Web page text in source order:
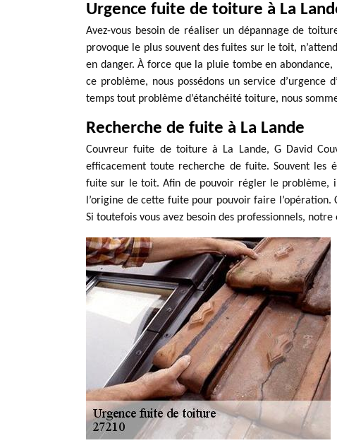
Urgence fuite de toiture à La
Avez-vous besoin de réaliser un dépannage de
provoque le plus souvent des fuites sur le toit,
en danger. À force que la pluie tombe en
ce problème, nous possédons un service
temps tout problème d’étanchéité toiture, nous
Recherche de fuite à La Lande
Couvreur fuite de toiture à La Lande, G David
efficacement toute recherche de fuite. Souvent les
fuite sur le toit. Afin de pouvoir régler le
l’origine de cette fuite pour pouvoir faire
Si toutefois vous avez besoin des professionnels,